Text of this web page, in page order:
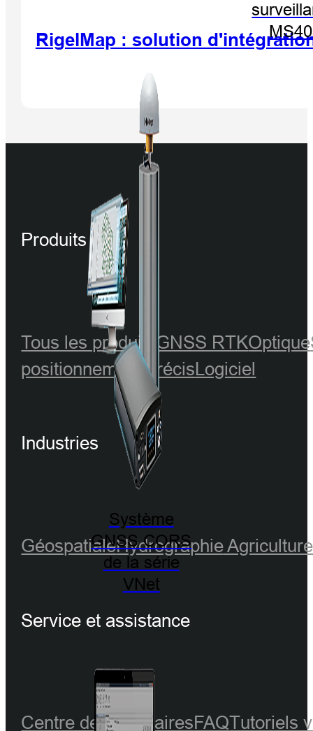
Système
GNSS CORS
de la série
VNet
RigelMap : solution
Produits
Tous les produits GNSS RTKOptique
positionnement précisLogiciel
Industries
GéospatialeHydrographieAgriculture
Service et assistance
Centre de partenairesFAQTutoriels